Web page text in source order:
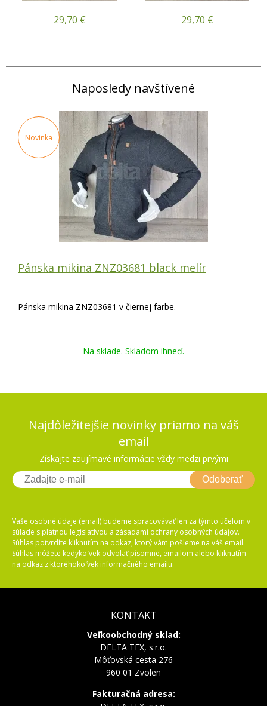
29,70 € 29,70 €
Naposledy navštívené
Novinka
Pánska mikina ZNZ03681 black melír
Pánska mikina ZNZ03681 v čiernej farbe.
Na sklade. Skladom ihneď.
Najdôležitejšie novinky priamo na váš
email
Získajte zaujímavé informácie vždy medzi prvými
Odoberať
Vaše osobné údaje (email) budeme spracovávať len za týmto účelom v
súlade s platnou legislatívou a zásadami ochrany osobných údajov.
Súhlas potvrdíte kliknutím na odkaz, ktorý vám pošleme na váš email.
Súhlas môžete kedykoľvek odvolať písomne, emailom alebo kliknutím
na odkaz z ktoréhokoľvek informačného emailu.
KONTAKT
Veľkoobchodný sklad:
DELTA TEX, s.r.o.
Môťovská cesta 276
960 01 Zvolen
Fakturačná adresa: